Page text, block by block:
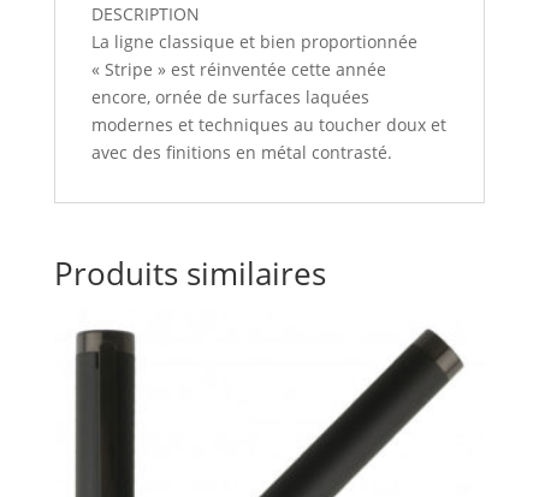
DESCRIPTION
La ligne classique et bien proportionnée
« Stripe » est réinventée cette année
encore, ornée de surfaces laquées
modernes et techniques au toucher doux et
avec des finitions en métal contrasté.
Produits similaires